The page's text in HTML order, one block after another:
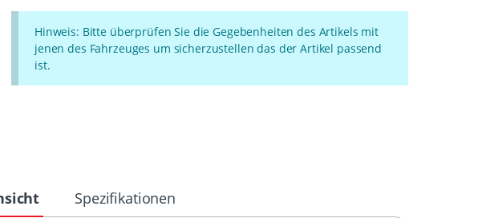
Hinweis: Bitte überprüfen Sie die Gegebenheiten des Artikels mit
jenen des Fahrzeuges um sicherzustellen das der Artikel passend
ist.
Spezifikationen